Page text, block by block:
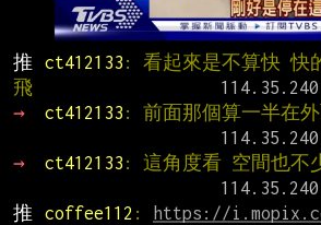
推 ct412133 : 看起來是不算快 快
飛
→
ct412133 : 前面那個算一半在
→
ct412133 : 這角度看 空間也不
推
coffee112 :
https://